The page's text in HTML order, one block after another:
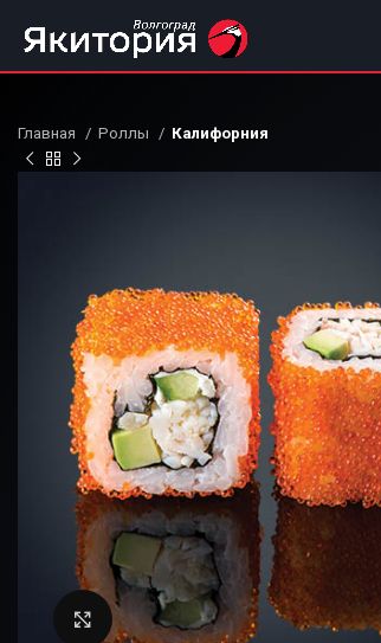
Главная Роллы Калифорния
Нажмите, чтобы увеличить